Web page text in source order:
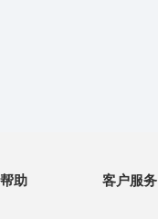
帮助 客户服务